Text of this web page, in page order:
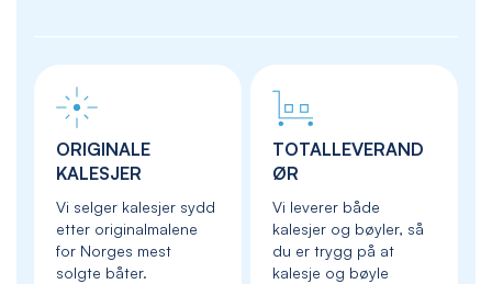
ORIGINALE
KALESJER
Vi selger kalesjer sydd
etter originalmalene
for Norges mest
solgte båter.
TOTALLEVERAND
ØR
Vi leverer både
kalesjer og bøyler, så
du er trygg på at
kalesje og bøyle